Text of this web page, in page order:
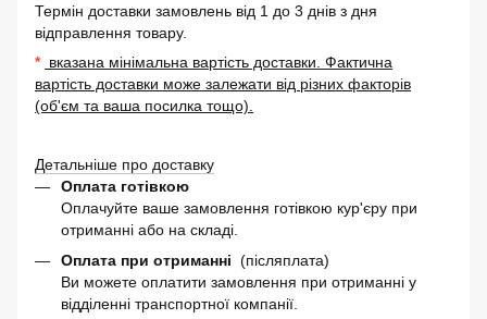
Термін доставки замовлень від 1 до 3 днів з дня
відправлення товару.
* вказана мінімальна вартість доставки. Фактична
вартість доставки може залежати від різних факторів
(об'єм та ваша посилка тощо).
Детальніше про доставку
Оплата готівкою
Оплачуйте ваше замовлення готівкою кур'єру при
отриманні або на складі.
Оплата при отриманні (післяплата)
Ви можете оплатити замовлення при отриманні у
відділенні транспортної компанії.